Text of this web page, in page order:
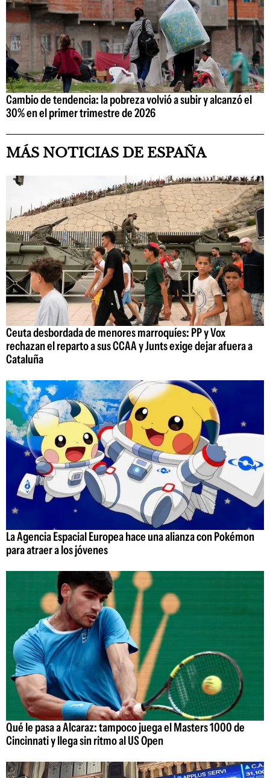
Cambio de tendencia: la pobreza volvió a subir y alcanzó el
30% en el primer trimestre de 2026
MÁS NOTICIAS DE ESPAÑA
Ceuta desbordada de menores marroquíes: PP y Vox
rechazan el reparto a sus CCAA y Junts exige dejar afuera a
Cataluña
La Agencia Espacial Europea hace una alianza con Pokémon
para atraer a los jóvenes
Qué le pasa a Alcaraz: tampoco juega el Masters 1000 de
Cincinnati y llega sin ritmo al US Open